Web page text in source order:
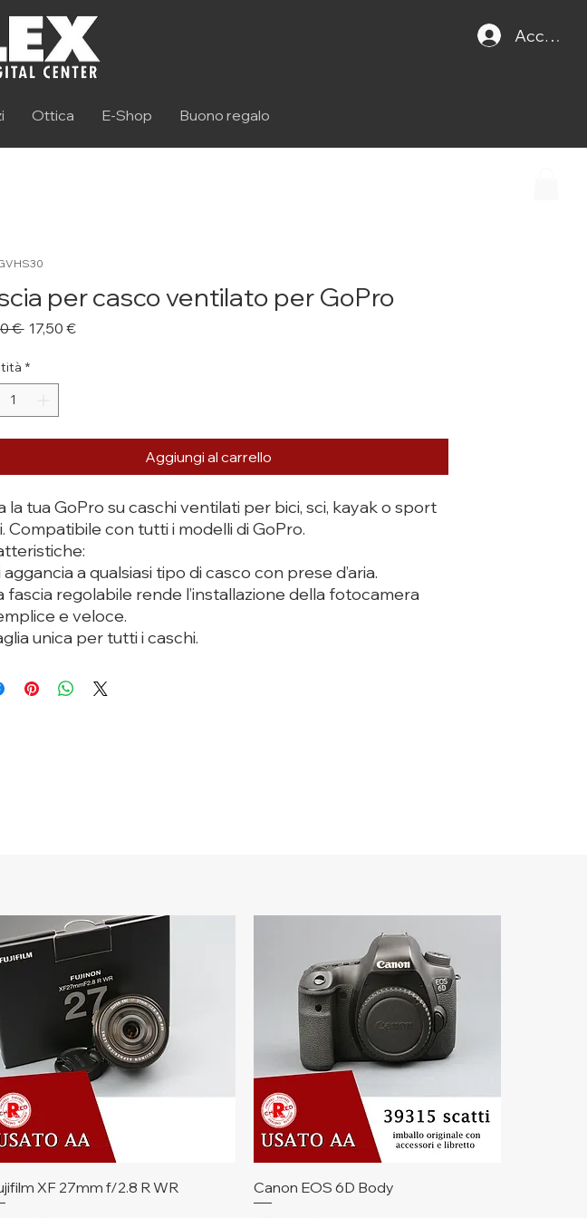
Ottica E-Shop Buono regalo
Accedi
per casco ventilato per GoPro
€ Prezzo
17,50 €Prezzo
*
Aggiungi al carrello
la tua GoPro su caschi ventilati per bici, sci, kayak o sport
Compatibile con tutti i modelli di GoPro.
aggancia a qualsiasi tipo di casco con prese d’aria.
fascia regolabile rende l’installazione della fotocamera
e veloce.
unica per tutti i caschi.
Vista rapida
XF 27mm f/2.8 R WR
Vista rapida
Canon EOS 6D Body